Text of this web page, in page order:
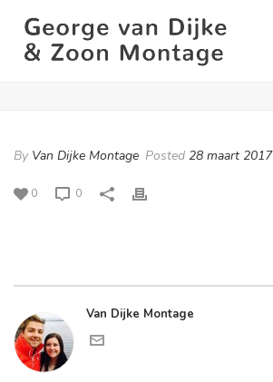
By Van Dijke Montage Posted 28 maart 2017
0 0
Van Dijke Montage